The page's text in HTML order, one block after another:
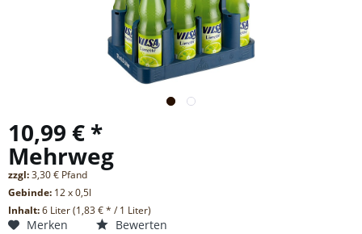
10,99 € *
Mehrweg
zzgl:3,30 € Pfand
Gebinde: 12 x 0,5l
Inhalt:6 Liter (1,83 € * / 1 Liter)
Merken Bewerten